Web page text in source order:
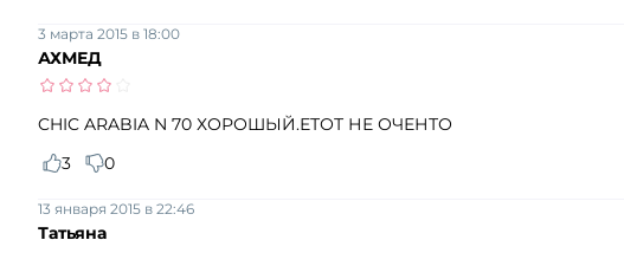
АХМЕД
3 марта 2015 в 18:00
CHIC ARABIA N 70 ХОРОШЫЙ.ЕТОТ НЕ ОЧЕНТО
3
0
Татьяна
13 января 2015 в 22:46